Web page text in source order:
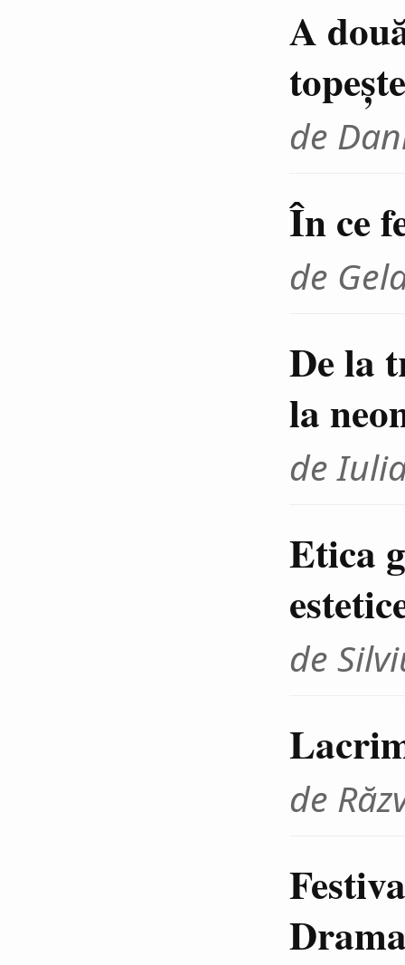
A
de
În ce
de
De la
la
de
Etica
de
de